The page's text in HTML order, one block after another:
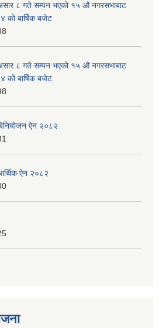
८ गते सम्पन भएको १५ ‍‍‍औ नगरसभाबाट
को बार्षिक बजेट
८ गते सम्पन भएको १५ ‍‍‍औ नगरसभाबाट
को बार्षिक बजेट
ऐन २०८२
ऐन २०८२